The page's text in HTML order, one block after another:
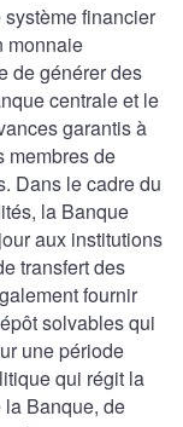
financier
monnaie
de générer des
centrale et le
garantis à
membres de
Dans le cadre du
la Banque
aux institutions
transfert des
fournir
solvables qui
une période
qui régit la
la Banque, de